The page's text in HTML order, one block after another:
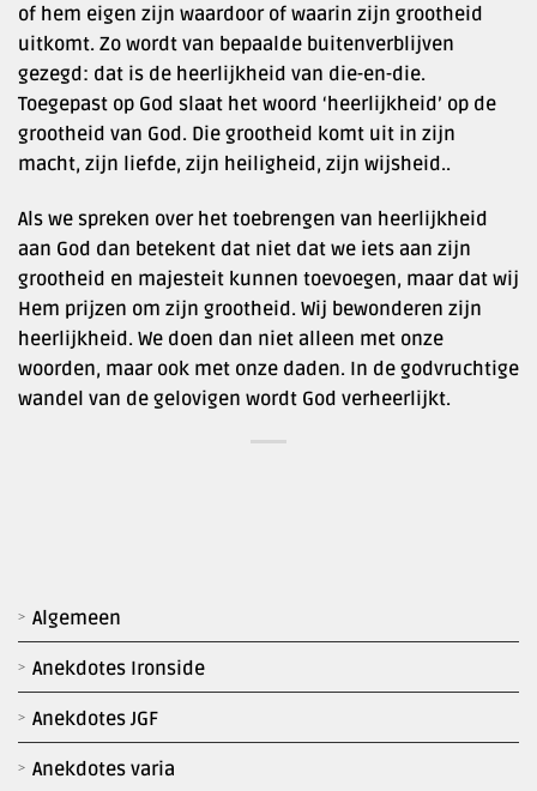
Algemeen
Anekdotes Ironside
Anekdotes JGF
Anekdotes varia
of hem eigen zijn waardoor of waarin zijn grootheid
uitkomt. Zo wordt van bepaalde buitenverblijven
gezegd: dat is de heerlijkheid van die-en-die.
Toegepast op God slaat het woord ‘heerlijkheid’ op de
grootheid van God. Die grootheid komt uit in zijn
macht, zijn liefde, zijn heiligheid, zijn wijsheid..
Als we spreken over het toebrengen van heerlijkheid
aan God dan betekent dat niet dat we iets aan zijn
grootheid en majesteit kunnen toevoegen, maar dat wij
Hem prijzen om zijn grootheid. Wij bewonderen zijn
heerlijkheid. We doen dan niet alleen met onze
woorden, maar ook met onze daden. In de godvruchtige
wandel van de gelovigen wordt God verheerlijkt.